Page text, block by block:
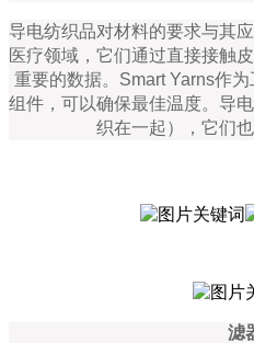
导电纺织品对材料的要求与其
医疗领域，它们通过直接接触
重要的数据。 Smart Yarns作为
组件，可以确保最佳温度。导
织在一起），它们
滤